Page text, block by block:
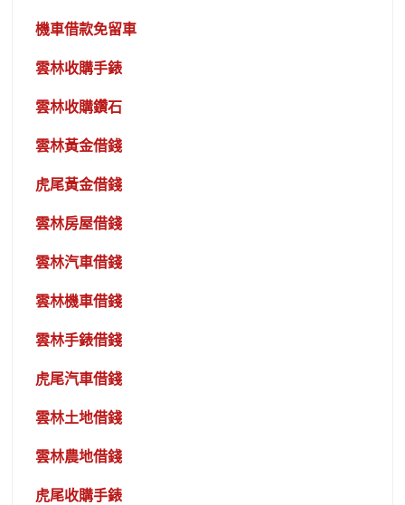
機車借款免留車
雲林收購手錶
雲林收購鑽石
雲林黃金借錢
虎尾黃金借錢
雲林房屋借錢
雲林汽車借錢
雲林機車借錢
雲林手錶借錢
虎尾汽車借錢
雲林土地借錢
雲林農地借錢
虎尾收購手錶